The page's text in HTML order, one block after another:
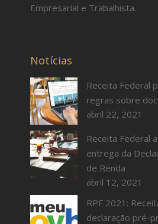
Empresarial e Trabalhista.
Notícias
Receita Federal
regras sobre
abril 22, 2021
Receita Federal
entrega da
de Renda
abril 12, 2021
RPF 2021:
declaração pré-